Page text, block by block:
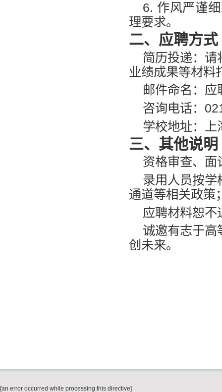
6. 作风严谨
理要求。
二、应聘方式
简历投递：请
业绩成果等材料
邮件命名：应
咨询电话：
学校地址：上
三、其他说明
资格审查、面
录用人员按学
通道等相关政策
应聘材料恕不
诚邀有志于高
创未来。
[an error occurred while processing this directive]